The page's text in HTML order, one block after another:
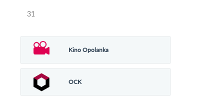
31
Kino Opolanka
OCK